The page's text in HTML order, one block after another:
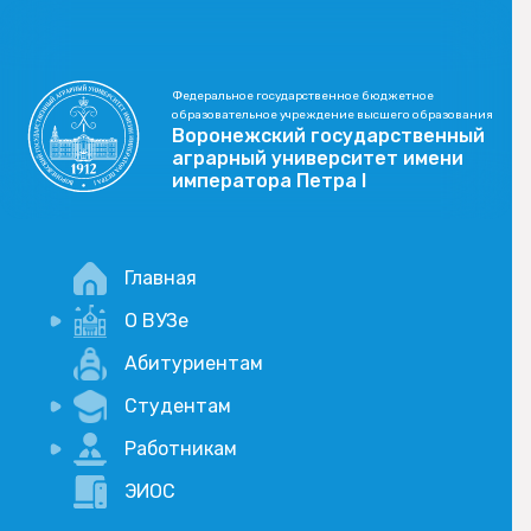
Федеральное государственное бюджетное
образовательное учреждение высшего образования
Воронежский государственный
аграрный университет имени
императора Петра I
Главная
О ВУЗе
Новости
Учебный процесс
Научная деятельность
Абитуриентам
Студентам
Портал дистанционого обучения
Академические отпуска
Работникам
Внимание, опрос!
ЭИОС